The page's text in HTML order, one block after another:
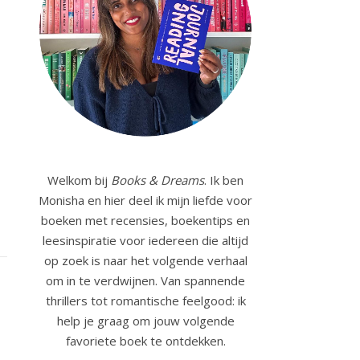
Welkom bij Books & Dreams. Ik ben
Monisha en hier deel ik mijn liefde voor
boeken met recensies, boekentips en
leesinspiratie voor iedereen die altijd
op zoek is naar het volgende verhaal
om in te verdwijnen. Van spannende
thrillers tot romantische feelgood: ik
help je graag om jouw volgende
favoriete boek te ontdekken.